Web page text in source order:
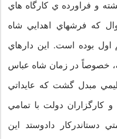
و فراورده ي كارگاه هاي
كه فرشهاي اهدايي شاه
بوده است. اين دارهاي
خصوصاً در زمان شاه عباس
مبدل گشت كه عايداتي
كارگزاران دولت با تمامي
دستاندركار دادوستد اين